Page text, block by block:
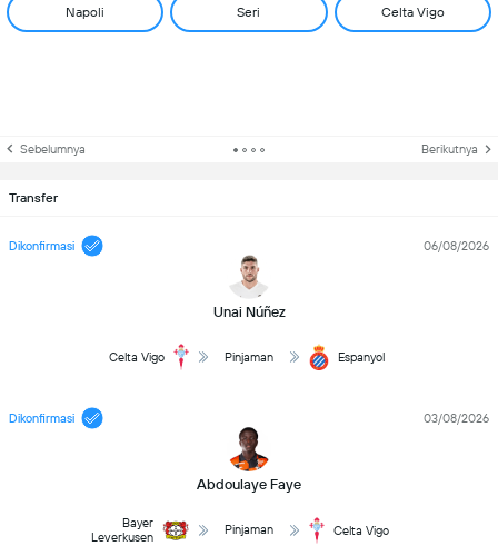
Napoli Seri Celta Vigo
Sebelumnya Berikutnya
Transfer
Dikonfirmasi
Unai Núñez
06/08/2026
Celta Vigo Pinjaman Espanyol
Dikonfirmasi
Abdoulaye Faye
03/08/2026
Bayer
Leverkusen
Pinjaman Celta Vigo